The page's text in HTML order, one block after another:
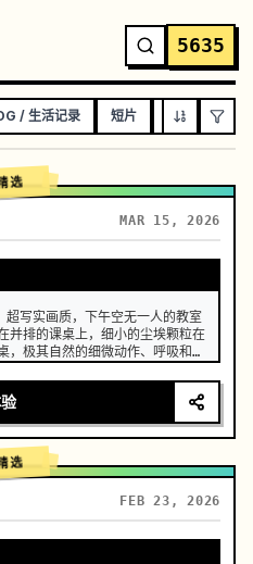
5635
/ 生活记录 短片 音乐视频
选
MAR 15, 2026
写实画质，下午空无一人的教室
并排的课桌上，细小的尘埃颗粒在
，极其自然的细微动作、呼吸和眼
起伏与呼吸同步，浅景深，奶油般
锐利，日系青春克制的心动窒息
选
FEB 23, 2026